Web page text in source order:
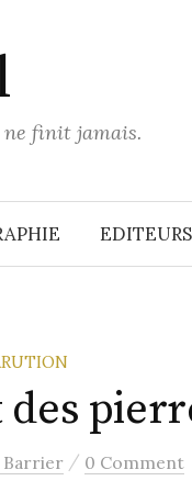
ne finit jamais.
EDITEURS
Barrier / 0 Comment